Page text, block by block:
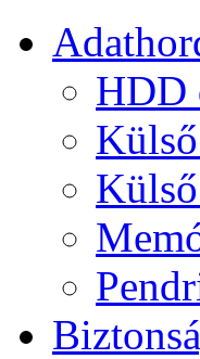
HDD